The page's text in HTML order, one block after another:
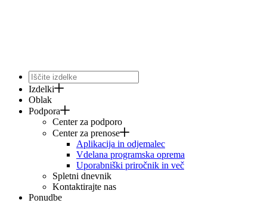
Izdelki
Oblak
Podpora
Center za podporo
Center za prenose
Aplikacija in odjemalec
Vdelana programska oprema
Uporabniški priročnik in več
Spletni dnevnik
Kontaktirajte nas
Ponudbe